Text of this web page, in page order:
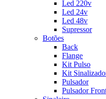
Led 220v
Led 24v
Led 48v
Supressor
Botões
Back
Flange
Kit Pulso
Kit
Pulsador
Pulsador